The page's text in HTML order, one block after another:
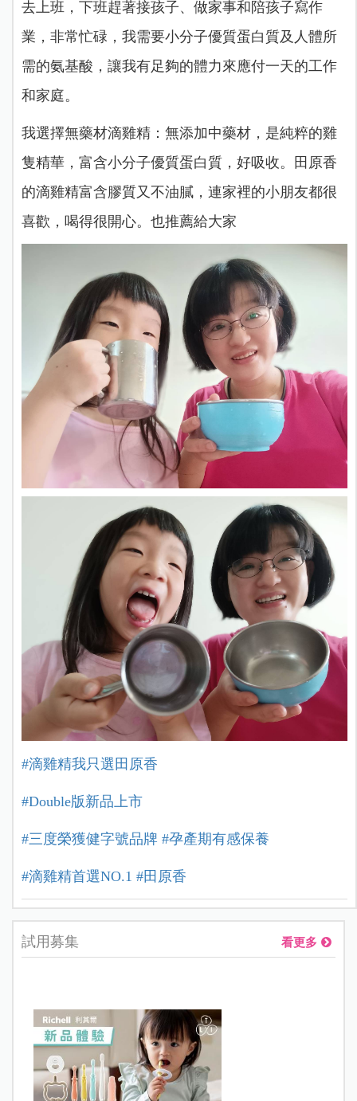
去上班，下班趕著接孩子、做家事和陪孩子寫作
業，非常忙碌，我需要小分子優質蛋白質及人體所
需的氨基酸，讓我有足夠的體力來應付一天的工作
和家庭。
我選擇無藥材滴雞精：無添加中藥材，是純粹的雞
隻精華，富含小分子優質蛋白質，好吸收。田原香
的滴雞精富含膠質又不油膩，連家裡的小朋友都很
喜歡，喝得很開心。也推薦給大家
#滴雞精我只選田原香
#Double版新品上市
#三度榮獲健字號品牌 #孕產期有感保養
#滴雞精首選NO.1 #田原香
試用募集 看更多